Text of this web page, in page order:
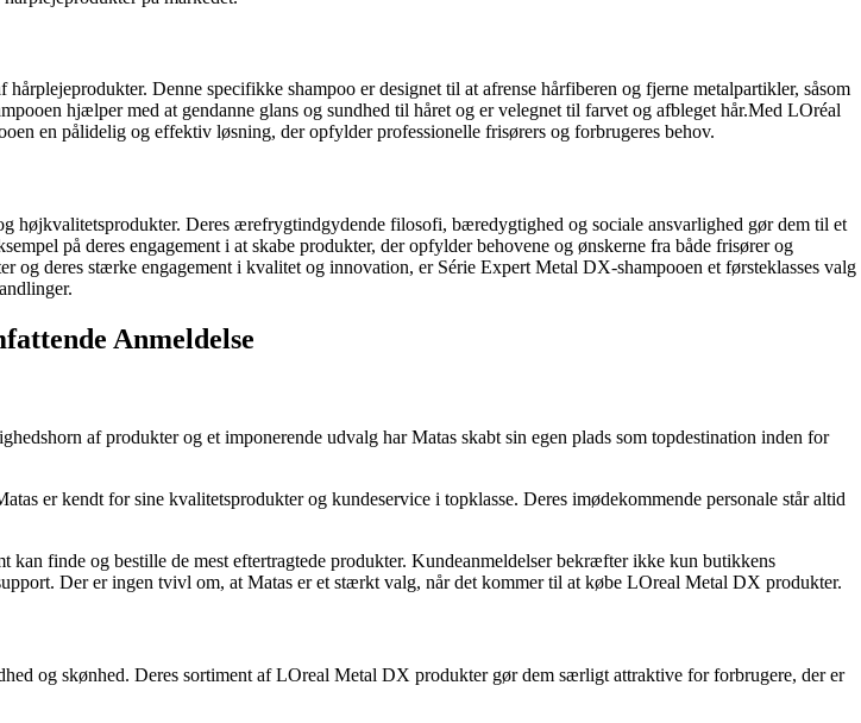
Denne specifikke shampoo er designet til at afrense hårfiberen og fjerne metalpartikler, såsom
hjælper med at gendanne glans og sundhed til håret og er velegnet til farvet og afbleget hår.Med LOréal
en pålidelig og effektiv løsning, der opfylder professionelle frisørers og forbrugeres behov.
højkvalitetsprodukter. Deres ærefrygtindgydende filosofi, bæredygtighed og sociale ansvarlighed gør dem til et
på deres engagement i at skabe produkter, der opfylder behovene og ønskerne fra både frisører og
deres stærke engagement i kvalitet og innovation, er Série Expert Metal DX-shampooen et førsteklasses valg
Anmeldelse
af produkter og et imponerende udvalg har Matas skabt sin egen plads som topdestination inden for
er kendt for sine kvalitetsprodukter og kundeservice i topklasse. Deres imødekommende personale står altid
finde og bestille de mest eftertragtede produkter. Kundeanmeldelser bekræfter ikke kun butikkens
Der er ingen tvivl om, at Matas er et stærkt valg, når det kommer til at købe LOreal Metal DX produkter.
og skønhed. Deres sortiment af LOreal Metal DX produkter gør dem særligt attraktive for forbrugere, der er